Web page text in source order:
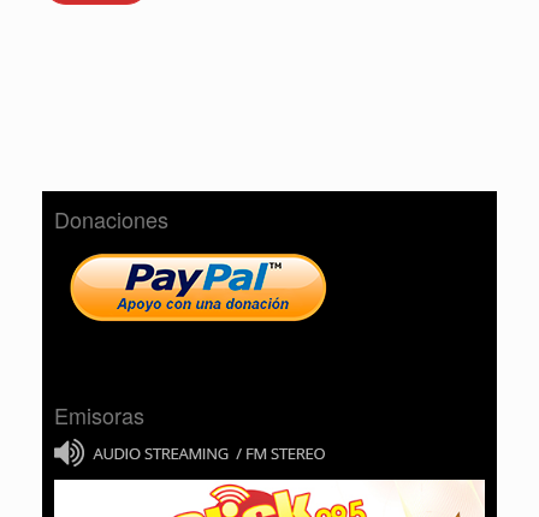
Donaciones
Emisoras